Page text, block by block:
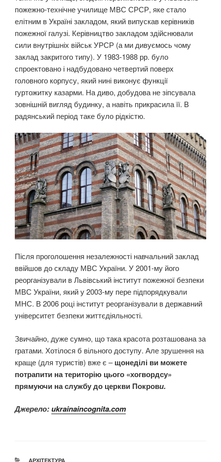
пожежно-технічне училище МВС СРСР, яке стало
елітним в Україні закладом, який випускав керівників
пожежної галузі. Керівництво закладом здійснювали
сили внутрішніх військ УРСР (а ми дивуємось чому
заклад закритого типу). У 1983-1988 рр. було
спроектовано і надбудовано четвертий поверх
головного корпусу, який нині виконує функції
гуртожитку казарми. На диво, добудова не зіпсувала
зовнішній вигляд будинку, а навіть прикрасила її. В
радянський період таке було рідкістю.
Після проголошення незалежності навчальний заклад
ввійшов до складу МВС України. У 2001-му його
реорганізували в Львівський інститут пожежної безпеки
МВС України, який у 2003-му пере підпорядкували
МНС. В 2006 році інститут реорганізували в державний
університет безпеки життєдіяльності.
Звичайно, дуже сумно, що така красота розташована за
гратами. Хотілося б вільного доступу. Але зрушення на
краще (для туристів) вже є –щонеділі ви можете
потрапити на територію цього «хогвордсу»
прямуючи на службу до церкви Покрови.
Джерело:ukrainaincognita.com
КАТЕГОРІЇ
АРХІТЕКТУРА